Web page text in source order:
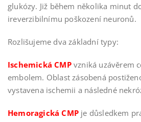
glukózy. Již během několika minut
ireverzibilnímu poškození neuronů.
Rozlišujeme dva základní typy:
Ischemická CMPvzniká uzávěrem
embolem. Oblast zásobená
vystavena ischemii a následné
Hemoragická CMP je důsledkem